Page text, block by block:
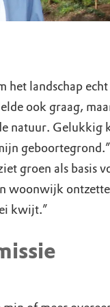
het landschap
ook graag,
natuur. Gelukkig
groen als basis
woonwijk
kwijt.”